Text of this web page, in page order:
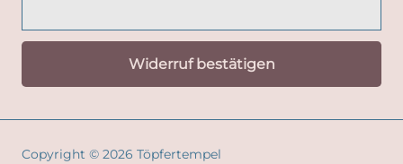
Widerruf bestätigen
Copyright © 2026 Töpfertempel